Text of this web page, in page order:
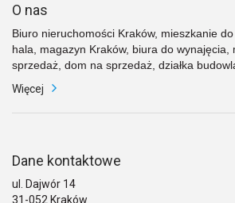
O nas
Biuro nieruchomości Kraków, mieszkanie do
hala, magazyn Kraków, biura do wynajęcia,
sprzedaż, dom na sprzedaż, działka
Więcej
Dane kontaktowe
ul. Dajwór 14
31-052 Kraków